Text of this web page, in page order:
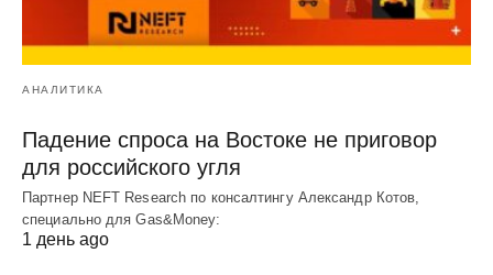
АНАЛИТИКА
Падение спроса на Востоке не приговор
для российского угля
Партнер NEFT Research по консалтингу Александр Котов,
специально для Gas&Money:
1 день ago